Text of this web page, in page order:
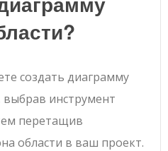
создать диаграмму
выбрав инструмент
перетащив
области в ваш проект.